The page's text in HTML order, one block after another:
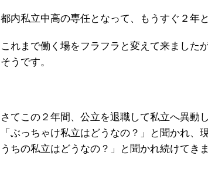
都内私立中高の専任となって、もうすぐ２年と
これまで働く場をフラフラと変えて来ました
そうです。
さてこの２年間、公立を退職して私立へ異動
「ぶっちゃけ私立はどうなの？」と聞かれ
うちの私立はどうなの？」と聞かれ続けてきま